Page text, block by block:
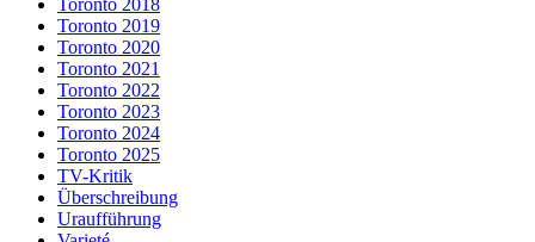
Toronto 2019
Toronto 2020
Toronto 2021
Toronto 2022
Toronto 2023
Toronto 2024
Toronto 2025
TV-Kritik
Überschreibung
Uraufführung